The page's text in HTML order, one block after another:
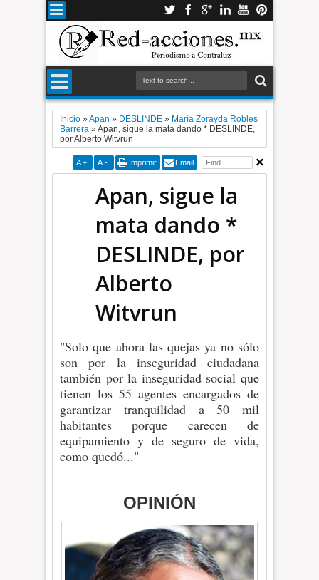
Inicio »Apan » DESLINDE » María Zorayda Robles
Barrera »Apan, sigue la mata dando * DESLINDE,
por Alberto Witvrun
A + A - Imprimir Email
Apan, sigue la
mata dando *
DESLINDE, por
Alberto
Witvrun
"Solo que ahora las quejas ya no sólo
son por la inseguridad ciudadana
también por la inseguridad social que
tienen los 55 agentes encargados de
garantizar tranquilidad a 50 mil
habitantes porque carecen de
equipamiento y de seguro de vida,
como quedó..."
OPINIÓN